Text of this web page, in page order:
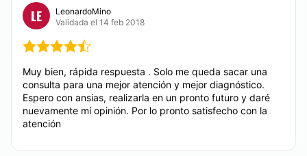
LE
LeonardoMino
Validada el 14 feb 2018
Muy bien, rápida respuesta . Solo me queda sacar una
consulta para una mejor atención y mejor diagnóstico.
Espero con ansias, realizarla en un pronto futuro y daré
nuevamente mí opinión. Por lo pronto satisfecho con la
atención